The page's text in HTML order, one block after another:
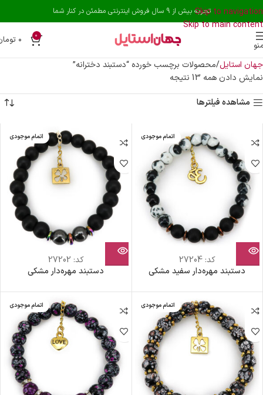
Skip to navigation
Skip to main content
تجربه بیش از 9 سال فروش اینترنتی مطمئن در کنار شما
0 ۰
جهان استایل محصولات برچسب خورده “دستبند دخترانه”
نمایش دادن همه 13 نتیجه
مشاهده فیلترها
اتمام موجودی
کد:27204
دستبند مهره‌دار سفید مشکی
اتمام موجودی
کد: 27202
دستبند مهره‌دار مشکی
اتمام موجودی اتمام موجودی